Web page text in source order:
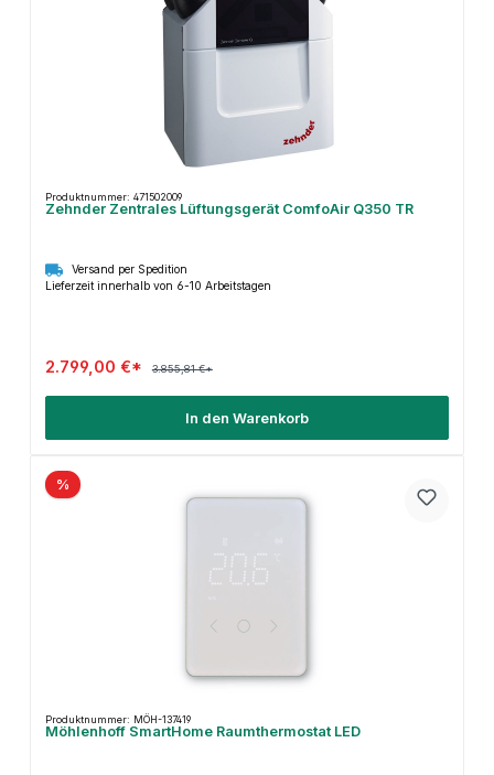
Produktnummer: 471502009
Zehnder Zentrales Lüftungsgerät ComfoAir Q350 TR
Versand per Spedition
Lieferzeit innerhalb von 6-10 Arbeitstagen
2.799,00 €* 3.855,81 €*
In den Warenkorb
%
Produktnummer: MÖH-137419
Möhlenhoff SmartHome Raumthermostat LED